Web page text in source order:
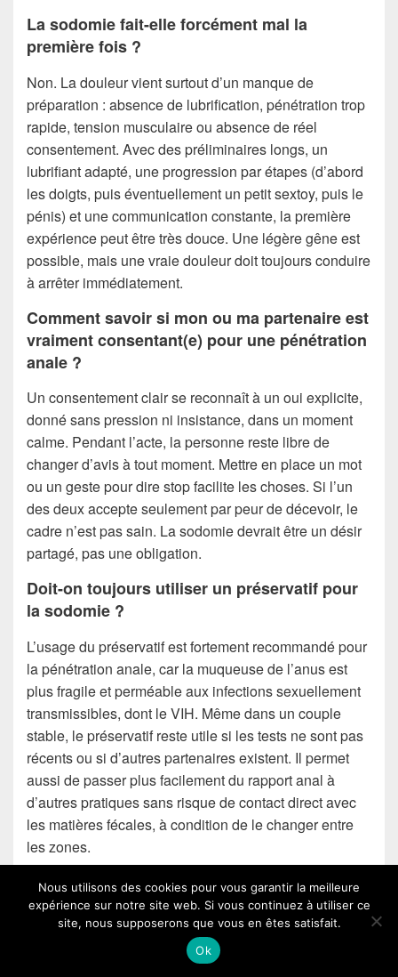
La sodomie fait-elle forcément mal la
première fois ?
Non. La douleur vient surtout d’un manque de
préparation : absence de lubrification, pénétration trop
rapide, tension musculaire ou absence de réel
consentement. Avec des préliminaires longs, un
lubrifiant adapté, une progression par étapes (d’abord
les doigts, puis éventuellement un petit sextoy, puis le
pénis) et une communication constante, la première
expérience peut être très douce. Une légère gêne est
possible, mais une vraie douleur doit toujours conduire
à arrêter immédiatement.
Comment savoir si mon ou ma partenaire est
vraiment consentant(e) pour une pénétration
anale ?
Un consentement clair se reconnaît à un oui explicite,
donné sans pression ni insistance, dans un moment
calme. Pendant l’acte, la personne reste libre de
changer d’avis à tout moment. Mettre en place un mot
ou un geste pour dire stop facilite les choses. Si l’un
des deux accepte seulement par peur de décevoir, le
cadre n’est pas sain. La sodomie devrait être un désir
partagé, pas une obligation.
Doit-on toujours utiliser un préservatif pour
la sodomie ?
L’usage du préservatif est fortement recommandé pour
la pénétration anale, car la muqueuse de l’anus est
plus fragile et perméable aux infections sexuellement
transmissibles, dont le VIH. Même dans un couple
stable, le préservatif reste utile si les tests ne sont pas
récents ou si d’autres partenaires existent. Il permet
aussi de passer plus facilement du rapport anal à
d’autres pratiques sans risque de contact direct avec
les matières fécales, à condition de le changer entre
les zones.
Faut-il absolument faire un lavement avant
une sodomie ?
Non, ce n’est pas une obligation. Pour la majorité des
personnes, une simple douche avec un nettoyage
48 femmes connectées
clique ici pour leur parler
1
Nous utilisons des cookies pour vous garantir la meilleure
expérience sur notre site web. Si vous continuez à utiliser ce
site, nous supposerons que vous en êtes satisfait.
Ok